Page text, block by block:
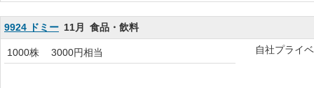
9924 ドミー 11月 食品・飲料
1000株 3000円相当 自社プライ